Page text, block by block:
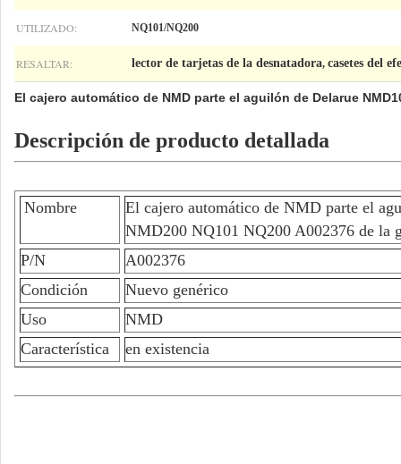
UTILIZADO: NQ101/NQ200
RESALTAR: lector de tarjetas de la desnatadora, casetes del
El cajero automático de NMD parte el aguilón de Delarue
Descripción de producto detallada
Nombre
El cajero automático de NMD parte el
NMD200 NQ101 NQ200 A002376 de la
P/N
A002376
Condición
Nuevo genérico
Uso
NMD
Característica
en existencia